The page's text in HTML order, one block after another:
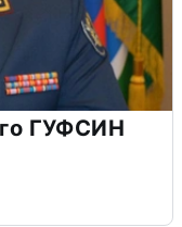
ГУФСИН